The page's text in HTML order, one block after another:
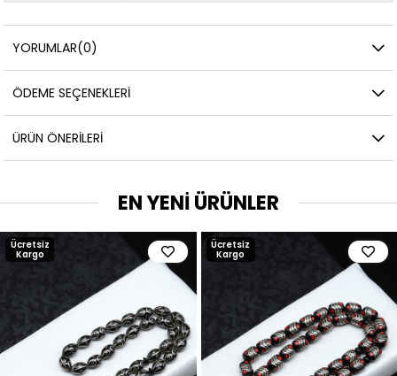
YORUMLAR(0)
ÖDEME SEÇENEKLERI
ÜRÜN ÖNERILERI
EN YENİ ÜRÜNLER
Ücretsiz
Kargo
Ücretsiz
Kargo